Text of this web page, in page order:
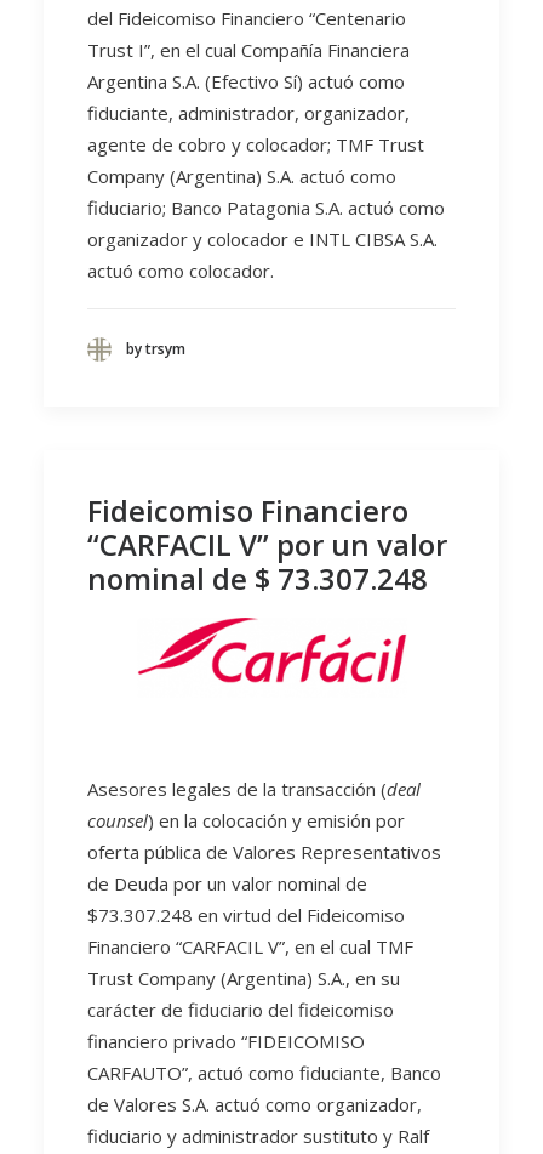
del Fideicomiso Financiero “Centenario
Trust I”, en el cual Compañía Financiera
Argentina S.A. (Efectivo Sí) actuó como
fiduciante, administrador, organizador,
agente de cobro y colocador; TMF Trust
Company (Argentina) S.A. actuó como
fiduciario; Banco Patagonia S.A. actuó como
organizador y colocador e INTL CIBSA S.A.
actuó como colocador.
by trsym
Fideicomiso Financiero
“CARFACIL V” por un valor
nominal de $ 73.307.248
Asesores legales de la transacción (deal
counsel) en la colocación y emisión por
oferta pública de Valores Representativos
de Deuda por un valor nominal de
$73.307.248 en virtud del Fideicomiso
Financiero “CARFACIL V”, en el cual TMF
Trust Company (Argentina) S.A., en su
carácter de fiduciario del fideicomiso
financiero privado “FIDEICOMISO
CARFAUTO”, actuó como fiduciante, Banco
de Valores S.A. actuó como organizador,
fiduciario y administrador sustituto y Ralf